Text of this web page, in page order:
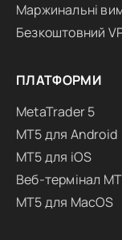
Маржинальні
Безкоштовний
ПЛАТФОРМИ
MetaTrader 5
MT5 для Android
MT5 для iOS
Веб-термінал
MT5 для MacOS